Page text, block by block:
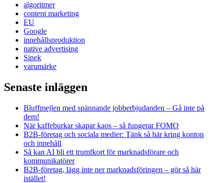
algoritmer
content marketing
EU
Google
innehållsproduktion
native advertising
Sinek
varumärke
Senaste inläggen
Bluffmejlen med spännande jobberbjudanden – Gå inte på
dem!
När kaffeburkar skapar kaos – så fungerar FOMO
B2B-företag och sociala medier: Tänk så här kring konton
och innehåll
Så kan AI bli ett trumfkort för marknadsförare och
kommunikatörer
B2B-företag, lägg inte ner marknadsföringen – gör så här
istället!